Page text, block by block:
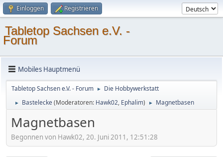
Einloggen Registrieren
Tabletop Sachsen e.V. -
Forum
Mobiles Hauptmenü
Tabletop Sachsen e.V. - Forum ► Die Hobbywerkstatt
► Bastelecke(Moderatoren: Hawk02, Ephalim) ► Magnetbasen
Magnetbasen
Begonnen von Hawk02, 20. Juni 2011, 12:51:28